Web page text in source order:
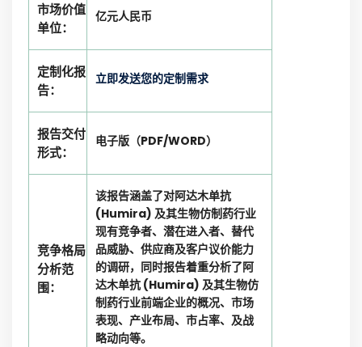
市场价值
单位：
亿元人民币
定制化报
告：
立即发送您的定制需求
报告交付
形式：
电子版（PDF/WORD）
竞争格局
分析范
围：
该报告涵盖了对阿达木单抗
(Humira) 及其生物仿制药行业
现有竞争者、潜在进入者、替代
品威胁、供应商及客户议价能力
的调研，同时报告着重分析了阿
达木单抗 (Humira) 及其生物仿
制药行业前端企业的概况、市场
表现、产业布局、市占率、及战
略动向等。